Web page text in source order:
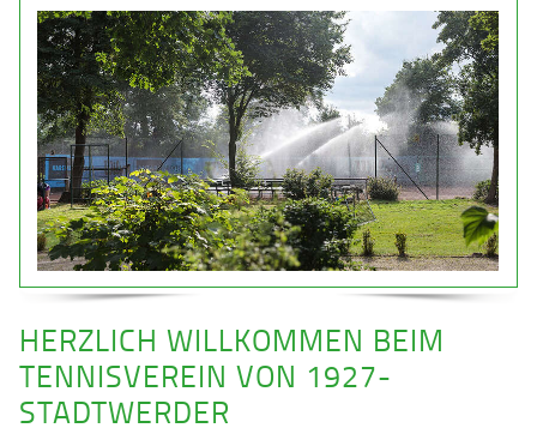
HERZLICH WILLKOMMEN BEIM
TENNISVEREIN VON 1927-
STADTWERDER